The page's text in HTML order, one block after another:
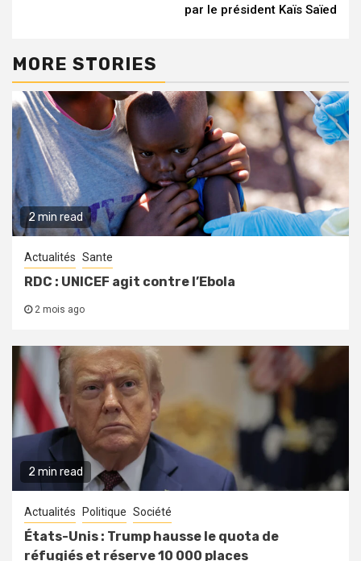
par le président Kaïs Saïed
MORE STORIES
2 min read
Actualités Sante
RDC : UNICEF agit contre l’Ebola
2 mois ago
2 min read
Actualités Politique Société
États-Unis : Trump hausse le quota de
réfugiés et réserve 10 000 places